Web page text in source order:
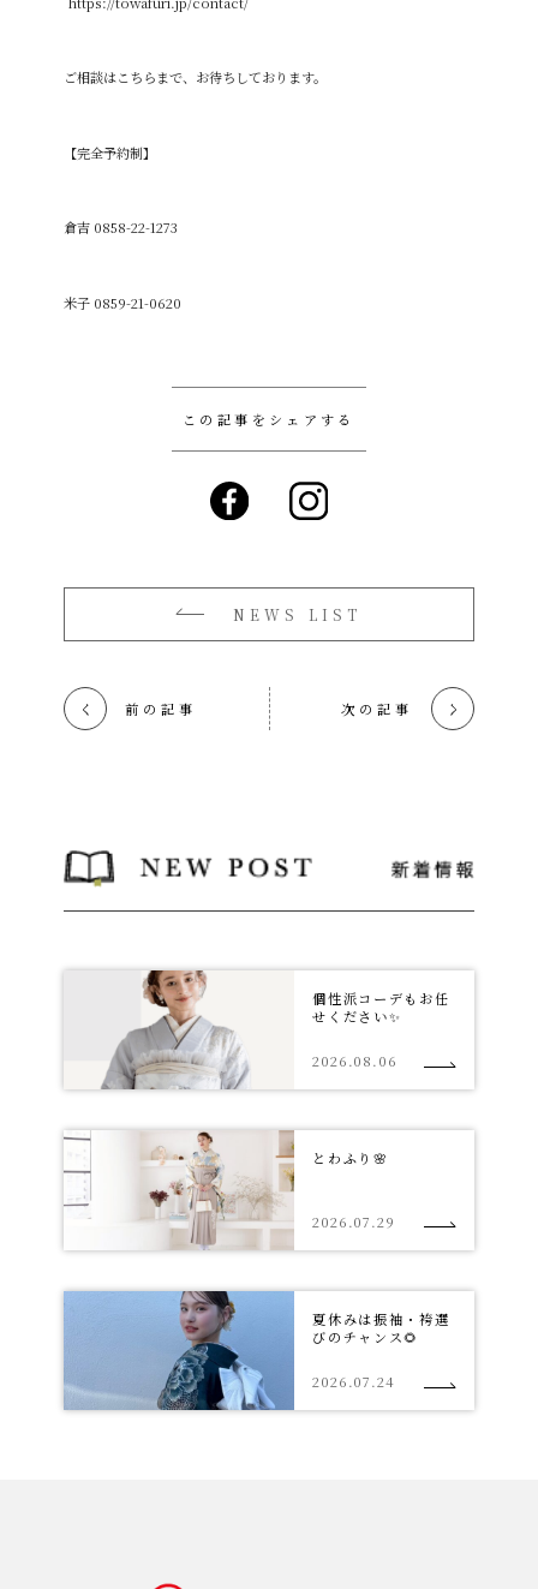
ご相談はこちらまで、お待ちしております。
【完全予約制】
倉吉 0858-22-1273
米子 0859-21-0620
この記事をシェアする
NEWS LIST
く 前の記事 次の記事 く
個性派コーデもお任
せください✨
2026.08.06
とわふり🌸
2026.07.29
夏休みは振袖・袴選
びのチャンス🌻
2026.07.24